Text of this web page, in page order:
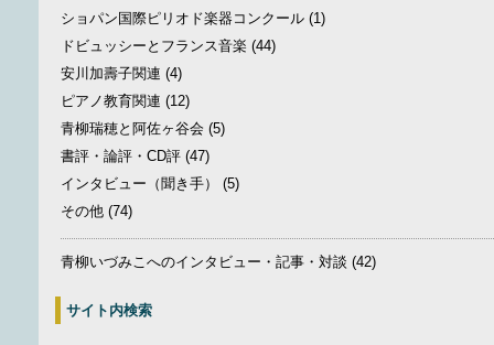
ショパン国際ピリオド楽器コンクール (1)
ドビュッシーとフランス音楽 (44)
安川加壽子関連 (4)
ピアノ教育関連 (12)
青柳瑞穂と阿佐ヶ谷会 (5)
書評・論評・CD評 (47)
インタビュー（聞き手）
(5)
その他 (74)
青柳いづみこへのインタビュー・記事・対談 (42)
サイト内検索